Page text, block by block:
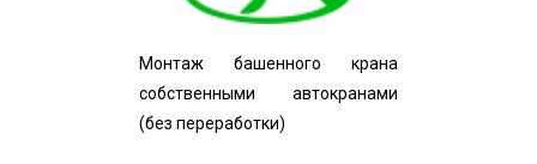
Монтаж башенного крана
собственными автокранами
(без переработки)